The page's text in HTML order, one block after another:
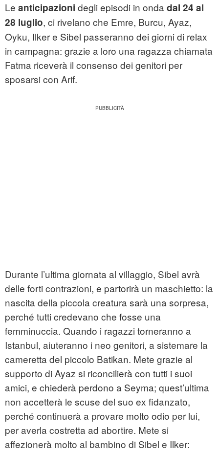
Le anticipazioni degli episodi in onda dal 24 al
28 luglio, ci rivelano che Emre, Burcu, Ayaz,
Oyku, Ilker e Sibel passeranno dei giorni di relax
in campagna: grazie a loro una ragazza chiamata
Fatma riceverà il consenso dei genitori per
sposarsi con Arif.
Durante l’ultima giornata al villaggio, Sibel avrà
delle forti contrazioni, e partorirà un maschietto: la
nascita della piccola creatura sarà una sorpresa,
perché tutti credevano che fosse una
femminuccia. Quando i ragazzi torneranno a
Istanbul, aiuteranno i neo genitori, a sistemare la
cameretta del piccolo Batikan. Mete grazie al
supporto di Ayaz si riconcilierà con tutti i suoi
amici, e chiederà perdono a Seyma; quest’ultima
non accetterà le scuse del suo ex fidanzato,
perché continuerà a provare molto odio per lui,
per averla costretta ad abortire. Mete si
affezionerà molto al bambino di Sibel e Ilker: